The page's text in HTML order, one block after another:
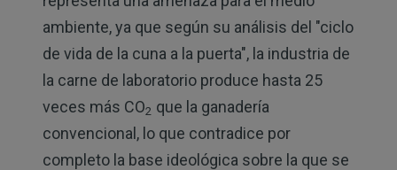
ambiente, ya que según su análisis del "ciclo
de vida de la cuna a la puerta", la industria de
la carne de laboratorio produce hasta 25
veces más CO2 que la ganadería
convencional, lo que contradice por
completo la base ideológica sobre la que se